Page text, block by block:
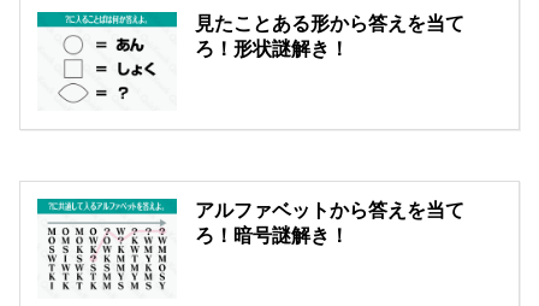
見たことある形から答えを当て
ろ！形状謎解き！
アルファベットから答えを当て
ろ！暗号謎解き！